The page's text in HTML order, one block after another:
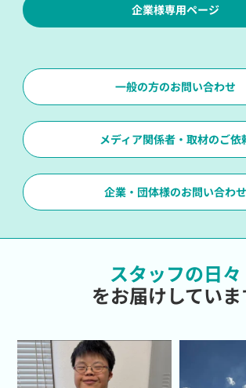
企業様専用ページ
一般の方のお問い合わせ
メディア関係者・取材のご依
企業・団体様のお問い合わせ
スタッフの日々
をお届けしてい